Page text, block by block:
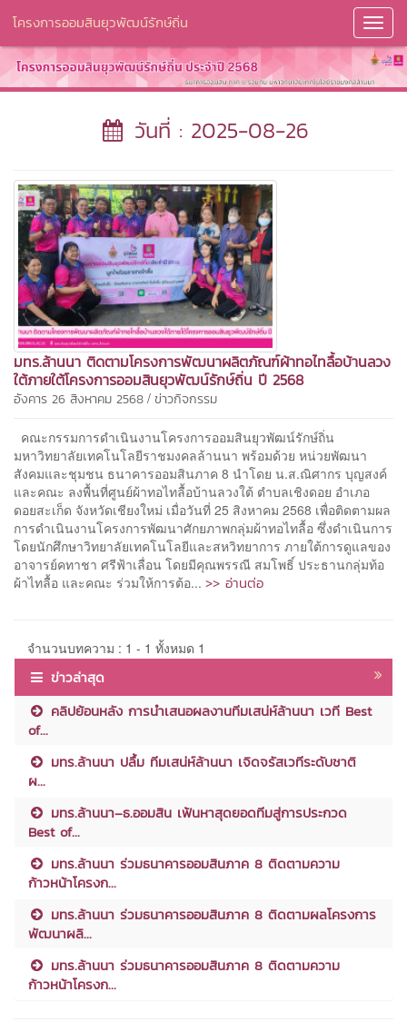
โครงการออมสินยุวพัฒน์รักษ์ถิ่น
วันที่ : 2025-08-26
มทร.ล้านนา ติดตามโครงการพัฒนาผลิตภัณฑ์ผ้าทอไทลื้อบ้านลวง
ใต้ภายใต้โครงการออมสินยุวพัฒน์รักษ์ถิ่น ปี 2568
อังคาร 26 สิงหาคม 2568 / ข่าวกิจกรรม
คณะกรรมการดำเนินงานโครงการออมสินยุวพัฒน์รักษ์ถิ่น
มหาวิทยาลัยเทคโนโลยีราชมงคลล้านนา พร้อมด้วย หน่วยพัฒนา
สังคมและชุมชน ธนาคารออมสินภาค 8 นำโดย น.ส.ณิศากร บุญสงค์
และคณะ ลงพื้นที่ศูนย์ผ้าทอไทลื้อบ้านลวงใต้ ตำบลเชิงดอย อำเภอ
ดอยสะเก็ด จังหวัดเชียงใหม่ เมื่อวันที่ 25 สิงหาคม 2568 เพื่อติดตามผล
การดำเนินงานโครงการพัฒนาศักยภาพกลุ่มผ้าทอไทลื้อ ซึ่งดำเนินการ
โดยนักศึกษาวิทยาลัยเทคโนโลยีและสหวิทยาการ ภายใต้การดูแลของ
อาจารย์คทาชา ศรีฟ้าเลื่อน โดยมีคุณพรรณี สมโพธิ์ ประธานกลุ่มท้อ
ผ้าไทลื้อ และคณะ ร่วมให้การต้อ... >> อ่านต่อ
จำนวนบทความ : 1 - 1 ทั้งหมด 1
ข่าวล่าสุด
คลิปย้อนหลัง การนำเสนอผลงานทีมเสน่ห์ล้านนา เวที Best
of...
มทร.ล้านนา ปลื้ม ทีมเสน่ห์ล้านนา เจิดจรัสเวทีระดับชาติ
ผ...
มทร.ล้านนา–ธ.ออมสิน เฟ้นหาสุดยอดทีมสู่การประกวด
Best of...
มทร.ล้านนา ร่วมธนาคารออมสินภาค 8 ติดตามความ
ก้าวหน้าโครงก...
มทร.ล้านนา ร่วมธนาคารออมสินภาค 8 ติดตามผลโครงการ
พัฒนาผลิ...
มทร.ล้านนา ร่วมธนาคารออมสินภาค 8 ติดตามความ
ก้าวหน้าโครงก...